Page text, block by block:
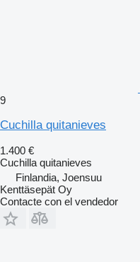
9
Cuchilla quitanieves
1.400 €
Cuchilla quitanieves
Finlandia, Joensuu
Kenttäsepät Oy
Contacte con el vendedor